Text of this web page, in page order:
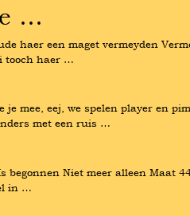
…
haer een maget vermeyden
tooch haer …
mee, eej, we spelen player en
met een ruis …
begonnen Niet meer alleen Maat
in …